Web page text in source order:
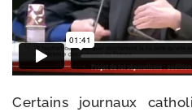
Certains jour­naux